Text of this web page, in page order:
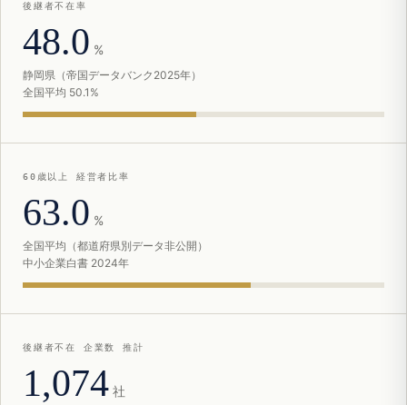
後継者不在率
48.0 %
静岡県（帝国データバンク2025年）
全国平均 50.1%
60歳以上 経営者比率
63.0 %
全国平均（都道府県別データ非公開）
中小企業白書 2024年
後継者不在 企業数 推計
1,074 社